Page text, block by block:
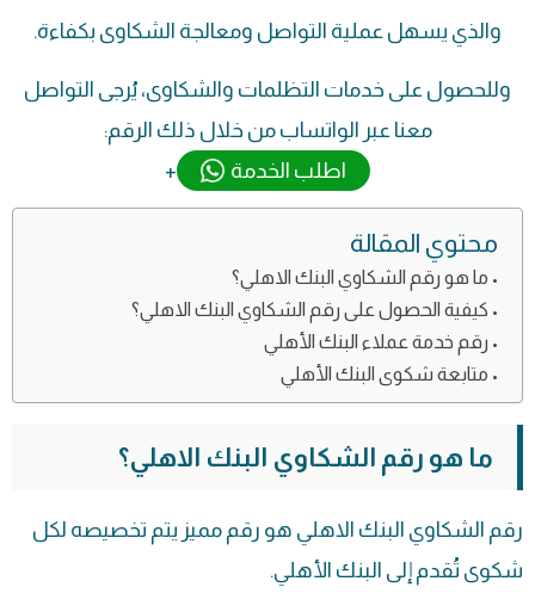
والذي يسهل عملية التواصل ومعالجة الشكاوى بكفاءة.
وللحصول على خدمات التظلمات والشكاوى، يُرجى التواصل
معنا عبر الواتساب من خلال ذلك الرقم:
اطلب الخدمة
+
محتوي المقالة
ما هو رقم الشكاوي البنك الاهلي؟
كيفية الحصول على رقم الشكاوي البنك الاهلي؟
رقم خدمة عملاء البنك الأهلي
متابعة شكوى البنك الأهلي
ما هو رقم الشكاوي البنك الاهلي؟
رقم الشكاوي البنك الاهلي هو رقم مميز يتم تخصيصه لكل
شكوى تُقدم إلى البنك الأهلي.